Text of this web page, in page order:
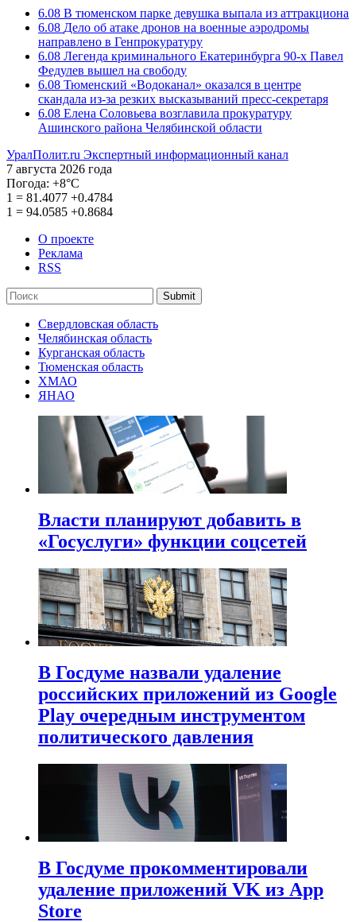
6.08 В тюменском парке девушка выпала из аттракциона
6.08 Дело об атаке дронов на военные аэродромы
направлено в Генпрокуратуру
6.08 Легенда криминального Екатеринбурга 90-х Павел
Федулев вышел на свободу
6.08 Тюменский «Водоканал» оказался в центре
скандала из-за резких высказываний пресс-секретаря
6.08 Елена Соловьева возглавила прокуратуру
Ашинского района Челябинской области
УралПолит.ru Экспертный информационный канал
7 августа 2026 года
Погода: +8°С
1 = 81.4077 +0.4784
1 = 94.0585 +0.8684
О проекте
Реклама
RSS
Submit
Свердловская область
Челябинская область
Курганская область
Тюменская область
ХМАО
ЯНАО
Власти планируют добавить в
«Госуслуги» функции соцсетей
В Госдуме назвали удаление
российских приложений из Google
Play очередным инструментом
политического давления
В Госдуме прокомментировали
удаление приложений VK из App
Store